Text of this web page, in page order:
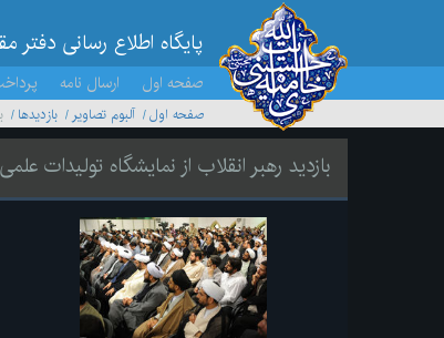
پایگاه اطلاع رسانی دفتر
صفحه اول ارسال نامه
صفحه اول آلبوم تصاویر بازديدها
بازدید رهبر انقلاب از نمایشگاه تولیدات